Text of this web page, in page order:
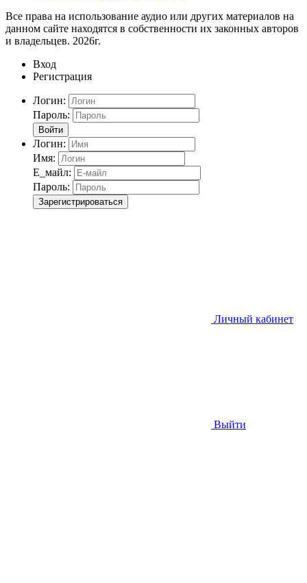
Все права на использование аудио или других материалов на
данном сайте находятся в собственности их законных авторов
и владельцев. 2026г.
Вход
Регистрация
Логин:
Пароль:
Войти
Логин:
Имя:
Е_майл:
Пароль:
Зарегистрироваться
Личный кабинет
Выйти